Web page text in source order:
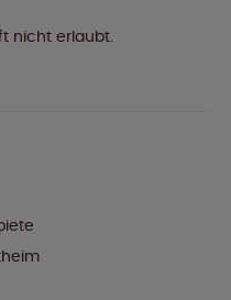
nicht erlaubt.